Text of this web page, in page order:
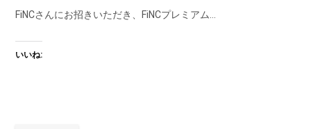
FiNCさんにお招きいただき、FiNCプレミアム…
いいね: